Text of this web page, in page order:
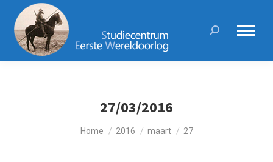
Search:
27/03/2016
Je bent hier:
Home 2016 maart 27